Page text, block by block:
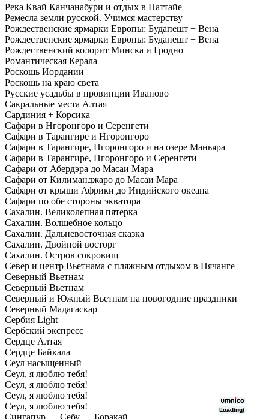
Loading
Loading\
Река Квай Канчанабури и отдых в Паттайе
Ремесла земли русской. Учимся мастерству
Рождественские ярмарки Европы: Будапешт + Вена
Рождественские ярмарки Европы: Будапешт + Вена
Рождественский колорит Минска и Гродно
Романтическая Керала
Роскошь Иордании
Роскошь на краю света
Русские усадьбы в провинции Иваново
Сакральные места Алтая
Сардиния + Корсика
Сафари в Нгоронгоро и Серенгети
Сафари в Тарангире и Нгоронгоро
Сафари в Тарангире, Нгоронгоро и на озере Маньяра
Сафари в Тарангире, Нгоронгоро и Серенгети
Сафари от Абердэра до Масаи Мара
Сафари от Килиманджаро до Масаи Мара
Сафари от крыши Африки до Индийского океана
Сафари по обе стороны экватора
Сахалин. Великолепная пятерка
Сахалин. Волшебное кольцо
Сахалин. Дальневосточная сказка
Сахалин. Двойной восторг
Сахалин. Остров сокровищ
Север и центр Вьетнама с пляжным отдыхом в Нячанге
Северный Вьетнам
Северный Вьетнам
Северный и Южный Вьетнам на новогодние праздники
Северный Мадагаскар
Сербия Light
Сербский экспресс
Сердце Алтая
Сердце Байкала
Сеул насыщенный
Сеул, я люблю тебя!
Сеул, я люблю тебя!
Сеул, я люблю тебя!
Сеул, я люблю тебя!
Сингапур — Себу — Боракай